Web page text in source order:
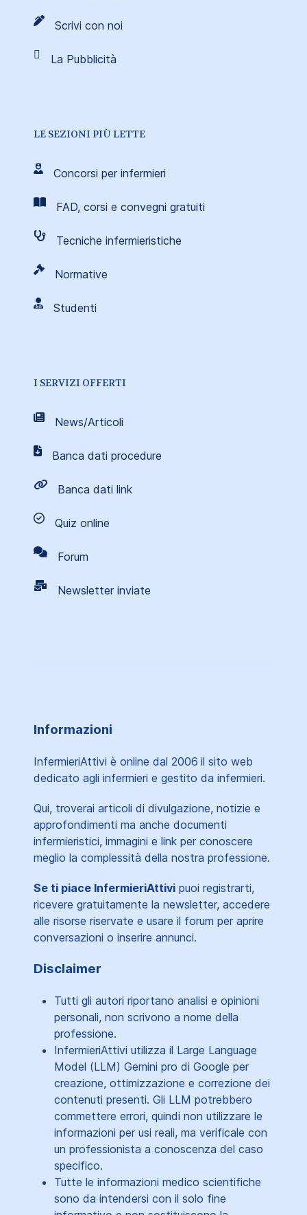
Scrivi con noi
La Pubblicità
LE SEZIONI PIÙ LETTE
Concorsi per infermieri
FAD, corsi e convegni gratuiti
Tecniche infermieristiche
Normative
Studenti
I SERVIZI OFFERTI
News/Articoli
Banca dati procedure
Banca dati link
Quiz online
Forum
Newsletter inviate
Informazioni
InfermieriAttivi è online dal 2006 il sito web
dedicato agli infermieri e gestito da infermieri.
Qui, troverai articoli di divulgazione, notizie e
approfondimenti ma anche documenti
infermieristici, immagini e link per conoscere
meglio la complessità della nostra professione.
Se ti piace InfermieriAttivi puoi registrarti,
ricevere gratuitamente la newsletter, accedere
alle risorse riservate e usare il forum per aprire
conversazioni o inserire annunci.
Disclaimer
Tutti gli autori riportano analisi e opinioni
personali, non scrivono a nome della
professione.
InfermieriAttivi utilizza il Large Language
Model (LLM) Gemini pro di Google per
creazione, ottimizzazione e correzione dei
contenuti presenti. Gli LLM potrebbero
commettere errori, quindi non utilizzare le
informazioni per usi reali, ma verificale con
un professionista a conoscenza del caso
specifico.
Tutte le informazioni medico scientifiche
sono da intendersi con il solo fine